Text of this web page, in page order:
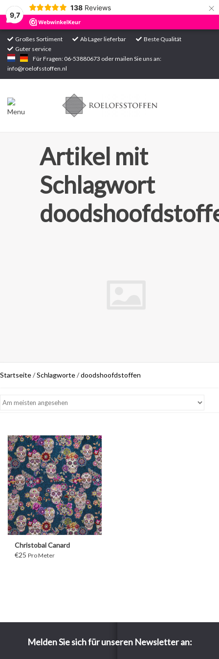
9,7
138 Reviews ×
Großes Sortiment Ab Lager lieferbar
Beste Qualität
Guter service
Für Fragen: 06-53880673 oder mailen Sie uns an:
info@roelofsstoffen.nl
Startseite
Sortiment
Artikel mit
Schlagwort
Startseite/Schlagworte/doodshoofdstoffen
Christobal Canard
€25 Pro Meter
Melden Sie sich für unseren Newsletter an: